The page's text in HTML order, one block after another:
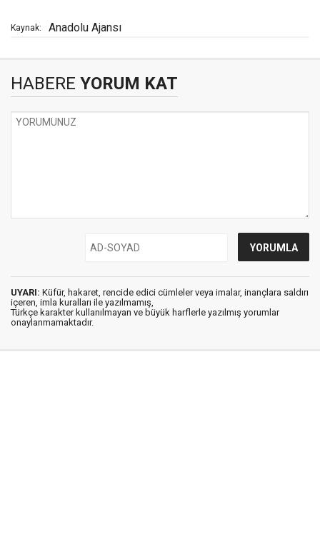
Kaynak: Anadolu Ajansı
HABERE YORUM KAT
UYARI: Küfür, hakaret, rencide edici cümleler veya imalar, inançlara saldırı
içeren, imla kuralları ile yazılmamış,
Türkçe karakter kullanılmayan ve büyük harflerle yazılmış yorumlar
onaylanmamaktadır.